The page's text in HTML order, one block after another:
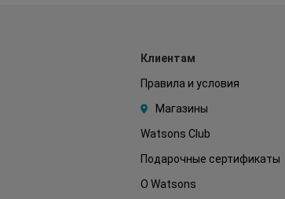
Клиентам
Правила и условия
Магазины
Watsons Club
Подарочные сертификаты
О Watsons